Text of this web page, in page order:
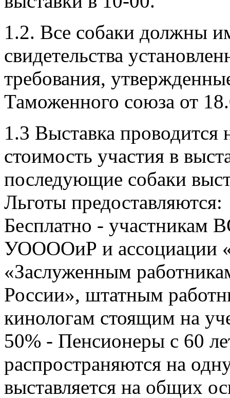
1.2. Все собаки должны
свидетельства
требования,
Таможенного союза от
1.3 Выставка
стоимость участия в
последующие собаки
Льготы предоставляются:
Бесплатно -
УООООиР и
«Заслуженным
России», штатным
кинологам стоящим на
50% - Пенсионеры с 60
распространяются на
выставляется на общих